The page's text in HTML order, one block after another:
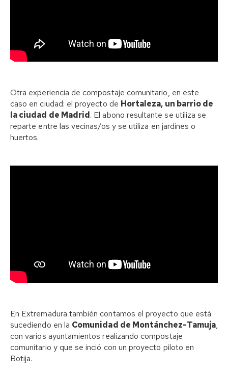
Otra experiencia de compostaje comunitario, en este
caso en ciudad: el proyecto de Hortaleza, un barrio de
la ciudad de Madrid. El abono resultante se utiliza se
reparte entre las vecinas/os y se utiliza en jardines o
huertos.
En Extremadura también contamos el proyecto que está
sucediendo en la Comunidad de Montánchez-Tamuja,
con varios ayuntamientos realizando compostaje
comunitario y que se inció con un proyecto piloto en
Botija.